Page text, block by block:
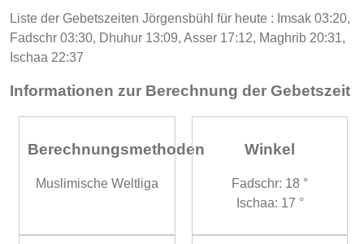
Liste der Gebetszeiten Jörgensbühl für heute : Imsak 03:20,
Fadschr 03:30, Dhuhur 13:09, Asser 17:12, Maghrib 20:31,
Ischaa 22:37
Informationen zur Berechnung der Gebetszeit
Berechnungsmethoden
Muslimische Weltliga
Winkel
Fadschr: 18 °
Ischaa: 17 °